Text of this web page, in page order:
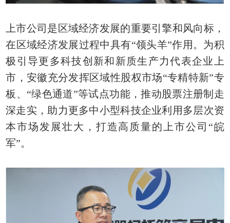
上市公司是区域经济发展的重要引擎和风向标，
在区域经济发展过程中具有“领头羊”作用。为积
极引导更多科技创新和新质生产力代表企业上
市，安徽充分发挥区域性股权市场“专精特新”专
板、“绿色通道”等试点功能，推动股票注册制走
深走实，助力更多中小型科技企业利用多层次资
本市场发展壮大，打造高质量的上市公司“皖
军”。